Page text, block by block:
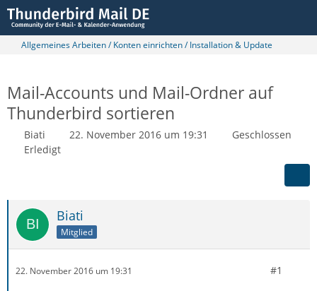
Allgemeines Arbeiten / Konten einrichten / Installation & Update
Mail-Accounts und Mail-Ordner auf
Thunderbird sortieren
Biati 22. November 2016 um 19:31
Geschlossen
Erledigt
Biati
Mitglied
22. November 2016 um 19:31 #1